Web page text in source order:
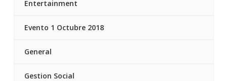
Entertainment
Evento 1 Octubre 2018
General
Gestion Social